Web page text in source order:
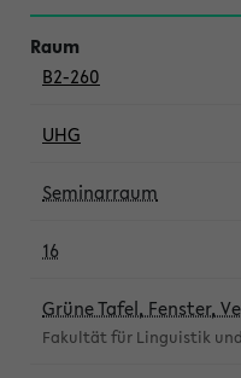
B2-260
UHG
Seminarraum
16
Grüne Tafel, Fenster,
Fakultät für Linguistik